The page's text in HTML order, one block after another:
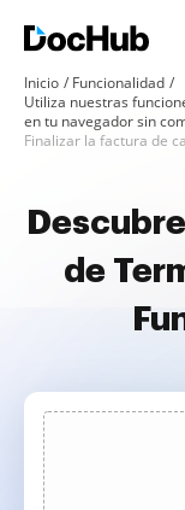
Inicio
Funcionalidad
Utiliza nuestras
en tu navegador sin
Finalizar la factura de
de